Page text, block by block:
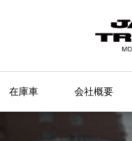
在庫車 会社概要